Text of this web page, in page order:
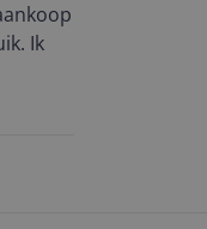
Ik